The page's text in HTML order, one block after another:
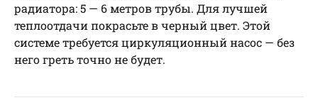
радиатора: 5 — 6 метров трубы. Для лучшей
теплоотдачи покрасьте в черный цвет. Этой
системе требуется циркуляционный насос — без
него греть точно не будет.